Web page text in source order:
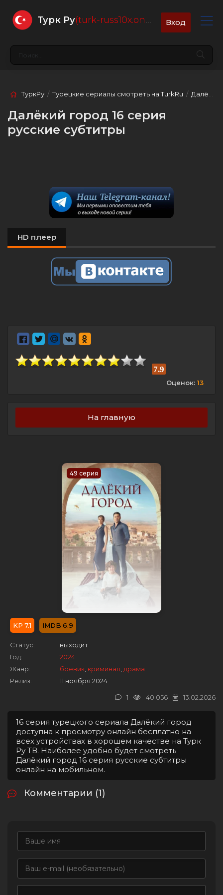
Турк Ру(turk-russ10x.online) Вход
ТуркРу /Турецкие сериалы смотреть на TurkRu / Далёкий город
Далёкий город 16 серия
русские субтитры
HD плеер
7.9
Оценок: 13
На главную
49 серия
7.1 6.9
Статус:
выходит
Год:
2024
Жанр:
боевик криминал драма
Релиз:
11 ноября 2024
13.02.2026
40 056
1
16 серия турецкого сериала Далёкий город
доступна к просмотру онлайн бесплатно на
всех устройствах в хорошем качестве на Турк
Ру ТВ. Наиболее удобно будет смотреть
Далёкий город 16 серия русские субтитры
онлайн на мобильном.
Комментарии (1)